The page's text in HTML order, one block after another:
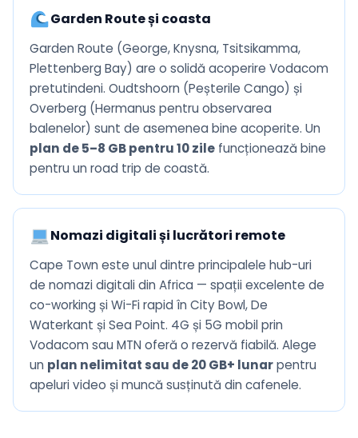
Garden Route și coasta
Garden Route (George, Knysna, Tsitsikamma,
Plettenberg Bay) are o solidă acoperire Vodacom
pretutindeni. Oudtshoorn (Peșterile Cango) și
Overberg (Hermanus pentru observarea
balenelor) sunt de asemenea bine acoperite. Un
plan de 5–8 GB pentru 10 zile funcționează bine
pentru un road trip de coastă.
Nomazi digitali și lucrători remote
Cape Town este unul dintre principalele hub-uri
de nomazi digitali din Africa — spații excelente de
co-working și Wi-Fi rapid în City Bowl, De
Waterkant și Sea Point. 4G și 5G mobil prin
Vodacom sau MTN oferă o rezervă fiabilă. Alege
un plan nelimitat sau de 20 GB+ lunarpentru
apeluri video și muncă susținută din cafenele.